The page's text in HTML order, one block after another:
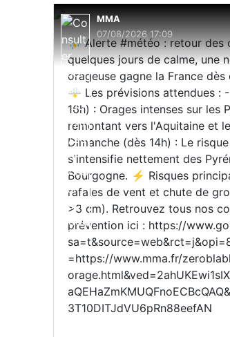
MMA
07/08/2026 17:09
⛈️ Alerte #météo : retour des
quelques jours de calme, une
orageuse gagne la France dès
🌩️ Les prévisions attendues :
16h) : Orages intenses sur les
remontant vers l'Aquitaine et
Dimanche (dès 14h) : Le
s'intensifie nettement des
Bourgogne. ⚡ Risques
rafales de vent et chute de
>3 cm). Retrouvez tous nos
prévention ici : https://
=https://www.mma.fr/
3T10DITJdVU6pRn88eefAN